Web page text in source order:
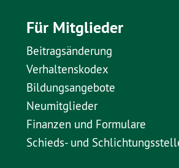
Für Mitglieder
Beitragsänderung
Verhaltenskodex
Bildungsangebote
Neumitglieder
Finanzen und Formulare
Schieds- und